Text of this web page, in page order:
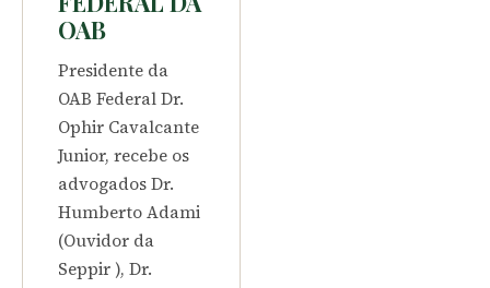
OAB
Presidente da
OAB Federal Dr.
Ophir Cavalcante
Junior, recebe os
advogados Dr.
Humberto Adami
(Ouvidor da
Seppir ), Dr.